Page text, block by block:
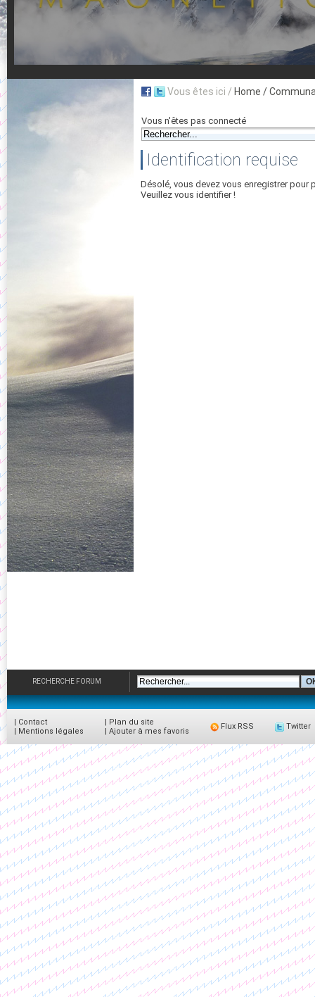
Vous êtes ici / Home /
Vous n'êtes pas connecté
Identification requise
Désolé, vous devez vous enregistrer pour
Veuillez vous identifier !
RECHERCHE FORUM
| Contact
| Mentions légales
| Plan du site
| Ajouter à mes favoris
Flux RSS Twitter